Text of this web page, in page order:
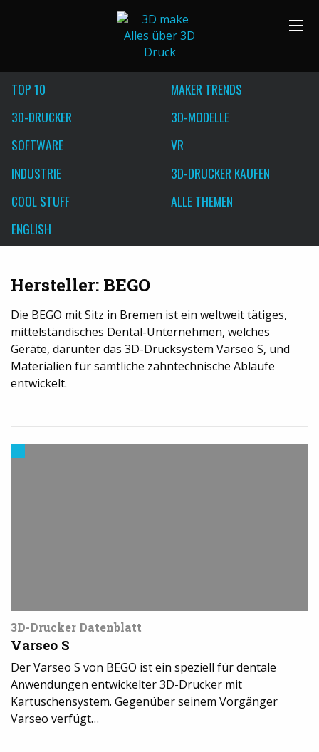
TOP 10
MAKER TRENDS
3D-DRUCKER
3D-MODELLE
SOFTWARE
VR
INDUSTRIE
3D-DRUCKER KAUFEN
COOL STUFF
ALLE THEMEN
ENGLISH
Hersteller: BEGO
Die BEGO mit Sitz in Bremen ist ein weltweit tätiges,
mittelständisches Dental-Unternehmen, welches
Geräte, darunter das 3D-Drucksystem Varseo S, und
Materialien für sämtliche zahntechnische Abläufe
entwickelt.
3D-Drucker Datenblatt
Varseo S
Der Varseo S von BEGO ist ein speziell für dentale
Anwendungen entwickelter 3D-Drucker mit
Kartuschensystem. Gegenüber seinem Vorgänger
Varseo verfügt…